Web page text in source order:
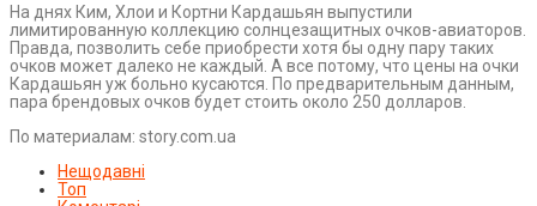
На днях Ким, Хлои и Кортни Кардашьян выпустили
лимитированную коллекцию солнцезащитных очков-авиаторов.
Правда, позволить себе приобрести хотя бы одну пару таких
очков может далеко не каждый. А все потому, что цены на очки
Кардашьян уж больно кусаются. По предварительным данным,
пара брендовых очков будет стоить около 250 долларов.
По материалам: story.com.ua
Нещодавні
Топ